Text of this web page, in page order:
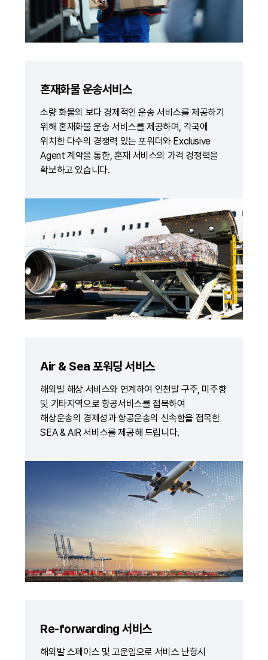
혼재화물 운송서비스
소량 화물의 보다 경제적인 운송 서비스를 제공하기
위해 혼재화물 운송 서비스를 제공하며, 각국에
위치한 다수의 경쟁력 있는 포워더와 Exclusive
Agent 계약을 통한, 혼재 서비스의 가격 경쟁력을
확보하고 있습니다.
Air & Sea 포워딩 서비스
해외발 해상 서비스와 연계하여 인천발 구주, 미주향
및 기타지역으로 항공서비스를 접목하여
해상운송의 경제성과 항공운송의 신속함을 접목한
SEA & AIR 서비스를 제공해 드립니다.
Re-forwarding 서비스
해외발 스페이스 및 고운임으로 서비스 난항시